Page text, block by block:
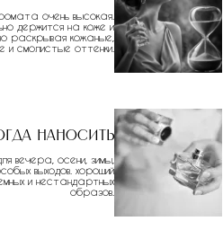
очень высокая.
держится на коже и
раскрывая кожаные,
и смолистые оттенки.
наносить
вечера, осени, зимы,
выходов. хороший
и нестандартных
образов.